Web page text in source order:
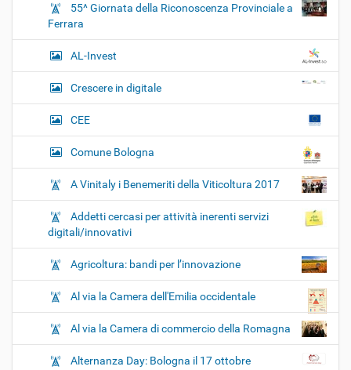
55^ Giornata della Riconoscenza Provinciale a
Ferrara
AL-Invest
Crescere in digitale
CEE
Comune Bologna
A Vinitaly i Benemeriti della Viticoltura 2017
Addetti cercasi per attività inerenti servizi
digitali/innovativi
Agricoltura: bandi per l’innovazione
Al via la Camera dell'Emilia occidentale
Al via la Camera di commercio della Romagna
Alternanza Day: Bologna il 17 ottobre